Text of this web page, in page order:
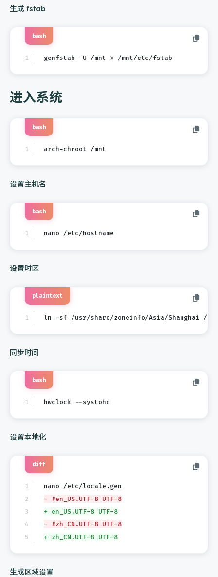
生成 fstab
genfstab -U /mnt > /mnt/etc/fstab
bash
进入系统
arch-chroot /mnt
bash
设置主机名
nano /etc/hostname
bash
设置时区
ln -sf /usr/share/zoneinfo/Asia/Shanghai /
plaintext
同步时间
hwclock --systohc
bash
设置本地化
nano /etc/locale.gen
- #en_US.UTF-8 UTF-8
+ en_US.UTF-8 UTF-8
- #zh_CN.UTF-8 UTF-8
+ zh_CN.UTF-8 UTF-8
diff
生成区域设置